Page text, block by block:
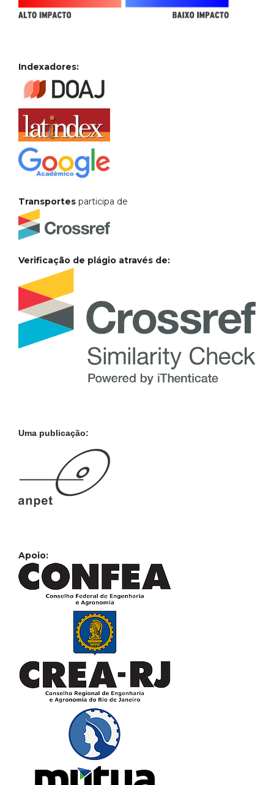
Indexadores:
Transportes participa de
Verificação de plágio através de:
Uma publicação:
Apoio: